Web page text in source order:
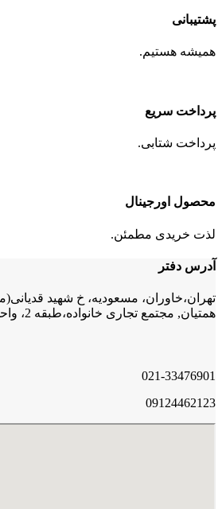
پشتیبانی
همیشه هستیم.
پرداخت سریع
پرداخت شتابی.
محصول اورجینال
لذت خریدی مطمئن.
آدرس دفتر
تهران،خاوران، مسعودیه، خ شهید
همتیان, مجتمع تجاری خانواده،طبقه 2، واحد 228
021-33476901
09124462123